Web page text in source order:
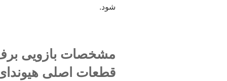
شود.
مشخصات بازویی
قطعات اصلی